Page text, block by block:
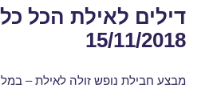
דילים לאילת הכל
15/11/2018
מבצע חבילת נופש זולה לאילת –